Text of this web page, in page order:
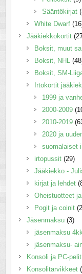
Sääntökirjat
White Dwarf
Jääkiekkokortit
Boksit, muut
Boksit, NHL
Boksit, SM-
Irtokortit
1999 ja
2000-2009
2010-2019
2020 ja
suomalaiset
irtopussit (29)
Jääkiekko -
kirjat ja lehdet
Oheistuotteet
Pogit ja coinit
Jäsenmaksu (3)
jäsenmaksu
jäsenmaksu-
Konsoli ja PC-pelit
Konsolitarvikkeet